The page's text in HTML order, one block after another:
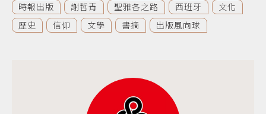
時報出版 謝哲青 聖雅各之路 西班牙
文化
歷史
信仰 文學 書摘 出版風向球